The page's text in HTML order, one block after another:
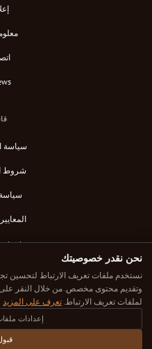
سياسة
شروط
سياسة
© 2025 Down Under Cafe. جميع الحقوق محفوظة.
كل مقهى تم اختياره بعناية. كل
نحن نقدر خصوصيتك
نستخدم ملفات تعريف الارتباط لتحسين
وتقديم محتوى مخصص. من خلال النقر على
لملفات تعريف الارتباط. تعرف على المزيد
إعدادات